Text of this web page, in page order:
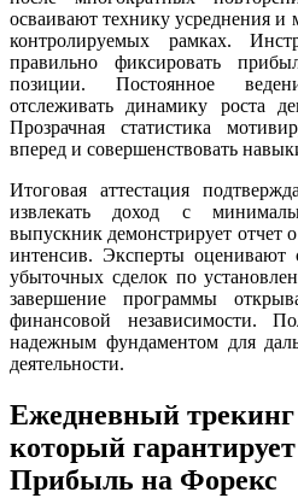
осваивают технику усреднения и
контролируемых рамках.
правильно фиксировать
позиции. Постоянное
отслеживать динамику роста
Прозрачная статистика
вперед и совершенствовать
Итоговая аттестация
извлекать доход с
выпускник демонстрирует отчет
интенсив. Эксперты
убыточных сделок по
завершение программы
финансовой независимости.
надежным фундаментом для
деятельности.
Ежедневный трекинг
который гарантирует
Прибыль на Форекс